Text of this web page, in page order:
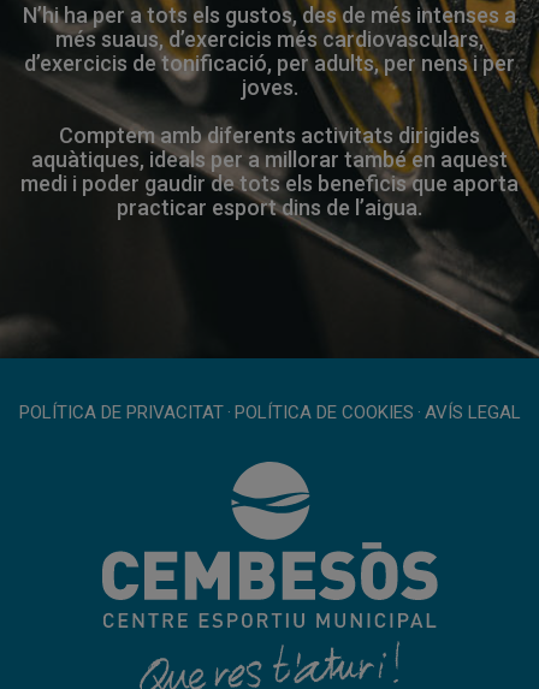
N’hi ha per a tots els gustos, des de més intenses a
més suaus, d’exercicis més cardiovasculars,
d’exercicis de tonificació, per adults, per nens i per
joves.
Comptem amb diferents activitats dirigides
aquàtiques, ideals per a millorar també en aquest
medi i poder gaudir de tots els beneficis que aporta
practicar esport dins de l’aigua.
POLÍTICA DE PRIVACITAT · POLÍTICA DE COOKIES · AVÍS LEGAL